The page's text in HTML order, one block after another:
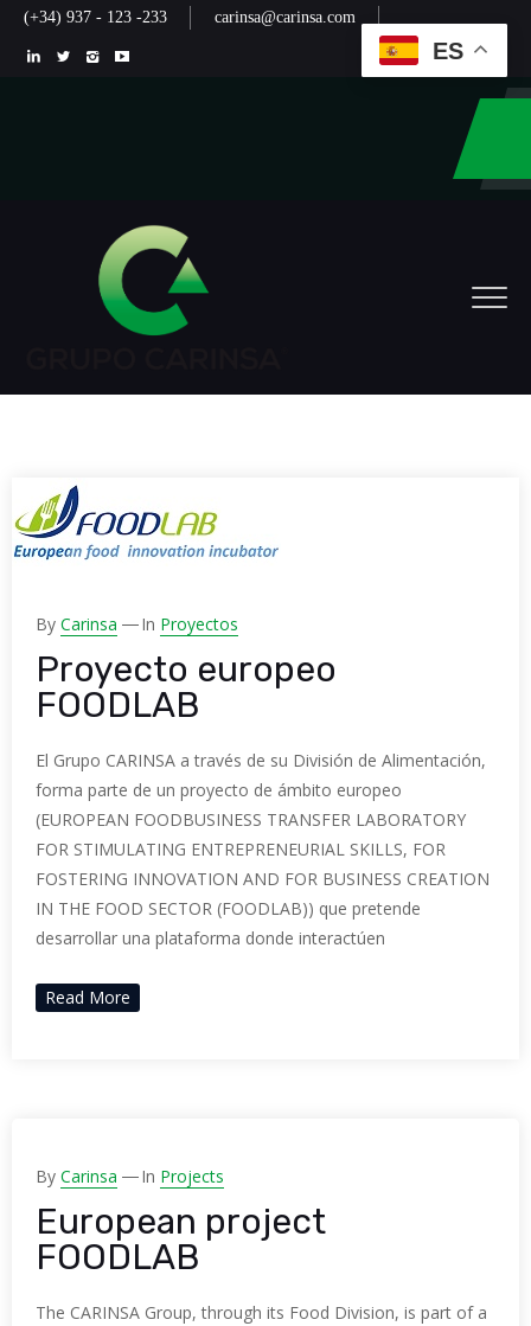
(+34) 937 - 123 -233 carinsa@carinsa.com
By Carinsa In Proyectos
Proyecto europeo
FOODLAB
El Grupo CARINSA a través de su División de Alimentación,
forma parte de un proyecto de ámbito europeo
(EUROPEAN FOODBUSINESS TRANSFER LABORATORY
FOR STIMULATING ENTREPRENEURIAL SKILLS, FOR
FOSTERING INNOVATION AND FOR BUSINESS CREATION
IN THE FOOD SECTOR (FOODLAB)) que pretende
desarrollar una plataforma donde interactúen
Read More
By Carinsa In Projects
European project
FOODLAB
The CARINSA Group, through its Food Division, is part of a
ES